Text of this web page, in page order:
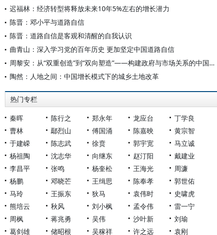
迟福林：经济转型将释放未来10年5%左右的增长潜力
陈晋：邓小平与道路自信
陈晋：道路自信是客观和清醒的自我认识
曲青山：深入学习党的百年历史 更加坚定中国道路自信
周黎安：从“双重创造”到“双向塑造”——构建政府与市场关系的中国经验
陶然：人地之间：中国增长模式下的城乡土地改革
热门专栏
秦晖 陈行之 郑永年 龙应台
丁学良
曹林
鄢烈山 傅国涌 陈嘉映
黄宗智
于建嵘
陈志武 徐贲 郭宇宽
马立诚
杨祖陶
沈志华 向继东 赵汀阳
戴建业
李昌平
张鸣 杨奎松 王海光
周濂
杨鹏
邓晓芒 王缉思 陈奉孝
郭世佑
马玲
王振东 狄马 袁伟时
史啸虎
熊培云
秋风 刘小枫 孟令伟
雷一宁
周枫
蒋兆勇 吴伟 沙叶新
刘瑜
葛剑雄
储昭根 吴稼祥 许之远 袁刚